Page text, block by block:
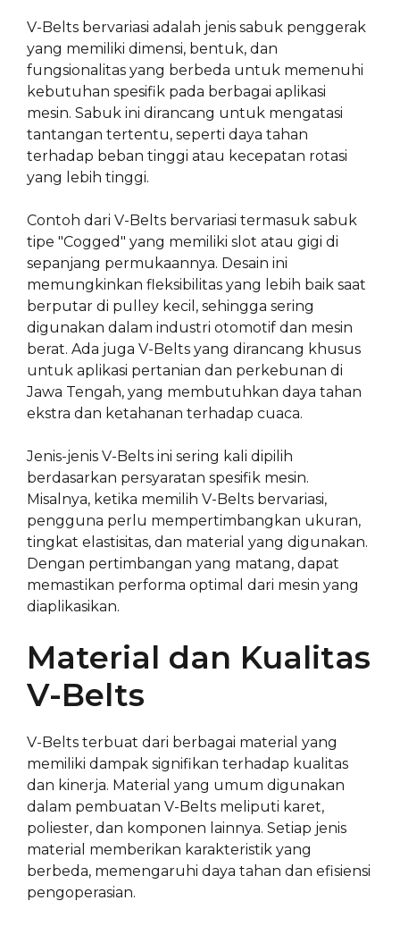
V-Belts bervariasi adalah jenis sabuk penggerak
yang memiliki dimensi, bentuk, dan
fungsionalitas yang berbeda untuk memenuhi
kebutuhan spesifik pada berbagai aplikasi
mesin. Sabuk ini dirancang untuk mengatasi
tantangan tertentu, seperti daya tahan
terhadap beban tinggi atau kecepatan rotasi
yang lebih tinggi.
Contoh dari V-Belts bervariasi termasuk sabuk
tipe "Cogged" yang memiliki slot atau gigi di
sepanjang permukaannya. Desain ini
memungkinkan fleksibilitas yang lebih baik saat
berputar di pulley kecil, sehingga sering
digunakan dalam industri otomotif dan mesin
berat. Ada juga V-Belts yang dirancang khusus
untuk aplikasi pertanian dan perkebunan di
Jawa Tengah, yang membutuhkan daya tahan
ekstra dan ketahanan terhadap cuaca.
Jenis-jenis V-Belts ini sering kali dipilih
berdasarkan persyaratan spesifik mesin.
Misalnya, ketika memilih V-Belts bervariasi,
pengguna perlu mempertimbangkan ukuran,
tingkat elastisitas, dan material yang digunakan.
Dengan pertimbangan yang matang, dapat
memastikan performa optimal dari mesin yang
diaplikasikan.
Material dan Kualitas
V-Belts
V-Belts terbuat dari berbagai material yang
memiliki dampak signifikan terhadap kualitas
dan kinerja. Material yang umum digunakan
dalam pembuatan V-Belts meliputi karet,
poliester, dan komponen lainnya. Setiap jenis
material memberikan karakteristik yang
berbeda, memengaruhi daya tahan dan efisiensi
pengoperasian.